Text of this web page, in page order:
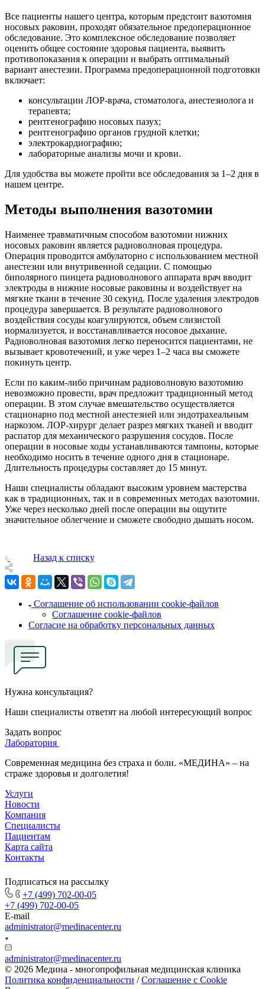
Все пациенты нашего центра, которым предстоит вазотомия
носовых раковин, проходят обязательное предоперационное
обследование. Это комплексное обследование позволяет
оценить общее состояние здоровья пациента, выявить
противопоказания к операции и выбрать оптимальный
вариант анестезии. Программа предоперационной подготовки
включает:
консультации ЛОР-врача, стоматолога, анестезиолога и
терапевта;
рентгенографию носовых пазух;
рентгенографию органов грудной клетки;
электрокардиографию;
лабораторные анализы мочи и крови.
Для удобства вы можете пройти все обследования за 1–2 дня в
нашем центре.
Методы выполнения вазотомии
Наименее травматичным способом вазотомии нижних
носовых раковин является радиоволновая процедура.
Операция проводится амбулаторно с использованием местной
анестезии или внутривенной седации. С помощью
биполярного пинцета радиоволнового аппарата врач вводит
электроды в нижние носовые раковины и воздействует на
мягкие ткани в течение 30 секунд. После удаления электродов
процедура завершается. В результате радиоволнового
воздействия сосуды коагулируются, объем слизистой
нормализуется, и восстанавливается носовое дыхание.
Радиоволновая вазотомия легко переносится пациентами, не
вызывает кровотечений, и уже через 1–2 часа вы сможете
покинуть центр.
Если по каким-либо причинам радиоволновую вазотомию
невозможно провести, врач предложит традиционный метод
операции. В этом случае вмешательство осуществляется
стационарно под местной анестезией или эндотрахеальным
наркозом. ЛОР-хирург делает разрез мягких тканей и вводит
распатор для механического разрушения сосудов. После
операции в носовые ходы устанавливаются тампоны, которые
необходимо носить в течение одного дня в стационаре.
Длительность процедуры составляет до 15 минут.
Наши специалисты обладают высоким уровнем мастерства
как в традиционных, так и в современных методах вазотомии.
Уже через несколько дней после операции вы ощутите
значительное облегчение и сможете свободно дышать носом.
Назад к списку
Соглашение об использовании cookie-файлов
Соглашение cookie-файлов
Согласие на обработку персональных данных
Нужна консультация?
Наши специалисты ответят на любой интересующий вопрос
Задать вопрос
Лаборатория
Современная медицина без страха и боли. «МЕДИНА» – на
страже здоровья и долголетия!
Услуги
Новости
Компания
Специалисты
Пациентам
Карта сайта
Контакты
Подписаться на рассылку
+7 (499) 702-00-05
+7 (499) 702-00-05
E-mail
administrator@medinacenter.ru
administrator@medinacenter.ru
© 2026 Медина - многопрофильная медицинская клиника
Политика конфиденциальности /Соглашение с Cookie